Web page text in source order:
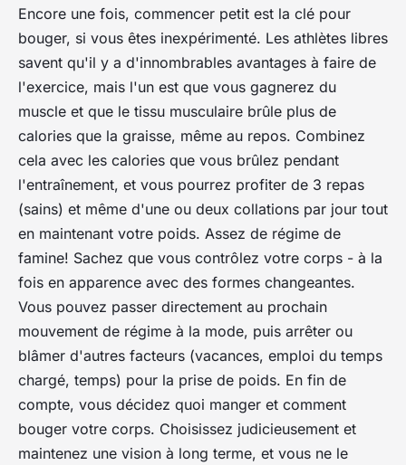
Encore une fois, commencer petit est la clé pour
bouger, si vous êtes inexpérimenté. Les athlètes libres
savent qu'il y a d'innombrables avantages à faire de
l'exercice, mais l'un est que vous gagnerez du
muscle et que le tissu musculaire brûle plus de
calories que la graisse, même au repos. Combinez
cela avec les calories que vous brûlez pendant
l'entraînement, et vous pourrez profiter de 3 repas
(sains) et même d'une ou deux collations par jour tout
en maintenant votre poids. Assez de régime de
famine! Sachez que vous contrôlez votre corps - à la
fois en apparence avec des formes changeantes.
Vous pouvez passer directement au prochain
mouvement de régime à la mode, puis arrêter ou
blâmer d'autres facteurs (vacances, emploi du temps
chargé, temps) pour la prise de poids. En fin de
compte, vous décidez quoi manger et comment
bouger votre corps. Choisissez judicieusement et
maintenez une vision à long terme, et vous ne le